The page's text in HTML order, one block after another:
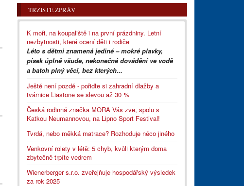
TRŽIŠTĚ ZPRÁV
K moři, na koupaliště i na první prázdniny. Letní
nezbytnosti, které ocení děti i rodiče
Léto s dětmi znamená jediné – mokré plavky,
písek úplně všude, nekonečné dovádění ve vodě
a batoh plný věcí, bez kterých...
Ještě není pozdě - pořiďte si zahradní dlažby a
tvárnice Liastone se slevou až 30 %
Česká rodinná značka MORA Vás zve, spolu s
Katkou Neumannovou, na Lipno Sport Festival!
Tvrdá, nebo měkká matrace? Rozhoduje něco jiného
Venkovní rolety v létě: 5 chyb, kvůli kterým doma
zbytečně trpíte vedrem
Wienerberger s.r.o. zveřejňuje hospodářský výsledek
za rok 2025